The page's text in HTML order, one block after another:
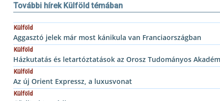
További hírek Külföld témában
Külföld
Aggasztó jelek már most kánikula van Franciaországban
Külföld
Házkutatás és letartóztatások az Orosz Tudományos
Külföld
Az új Orient Expressz, a luxusvonat
Külföld